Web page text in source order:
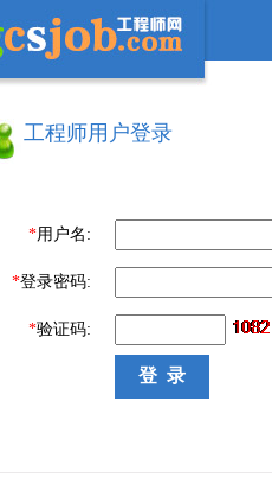
工程师用户登录
*用户名:
*登录密码:
*验证码: